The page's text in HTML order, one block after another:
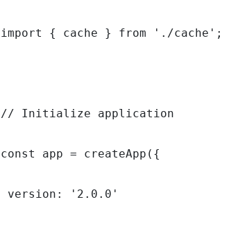
import { cache } from './cache';
// Initialize application
const app = createApp({
version: '2.0.0'